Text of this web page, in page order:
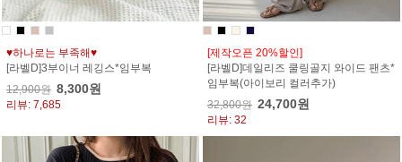
♥하나로는 부족해♥
[라벨D]3부이너 레깅스*임부복
12,900원 8,300원
리뷰: 7,685
[제작오픈 20%할인]
[라벨D]데일리즈 쿨링골지 와이드 팬츠*
임부복(아이보리 컬러추가)
32,800원 24,700원
리뷰: 32